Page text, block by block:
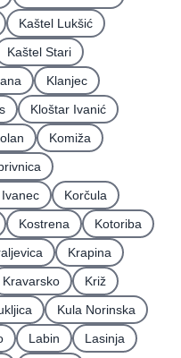
Kaštel Lukšić
Kaštel Stari
Klanjec
Kloštar Ivanić
Komiža
Korčula
Kostrena
Kotoriba
Krapina
Kravarsko
Križ
Kula Norinska
Labin
Lasinja